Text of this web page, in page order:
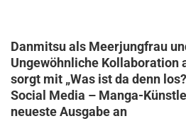
Danmitsu als Meerjungfrau
Ungewöhnliche Kollaboration
sorgt mit „Was ist da denn
Social Media – Manga-
neueste Ausgabe an